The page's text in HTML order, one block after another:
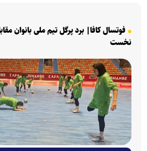
فوتسال کافا| برد پرگل تیم ملی بانوان
نخست